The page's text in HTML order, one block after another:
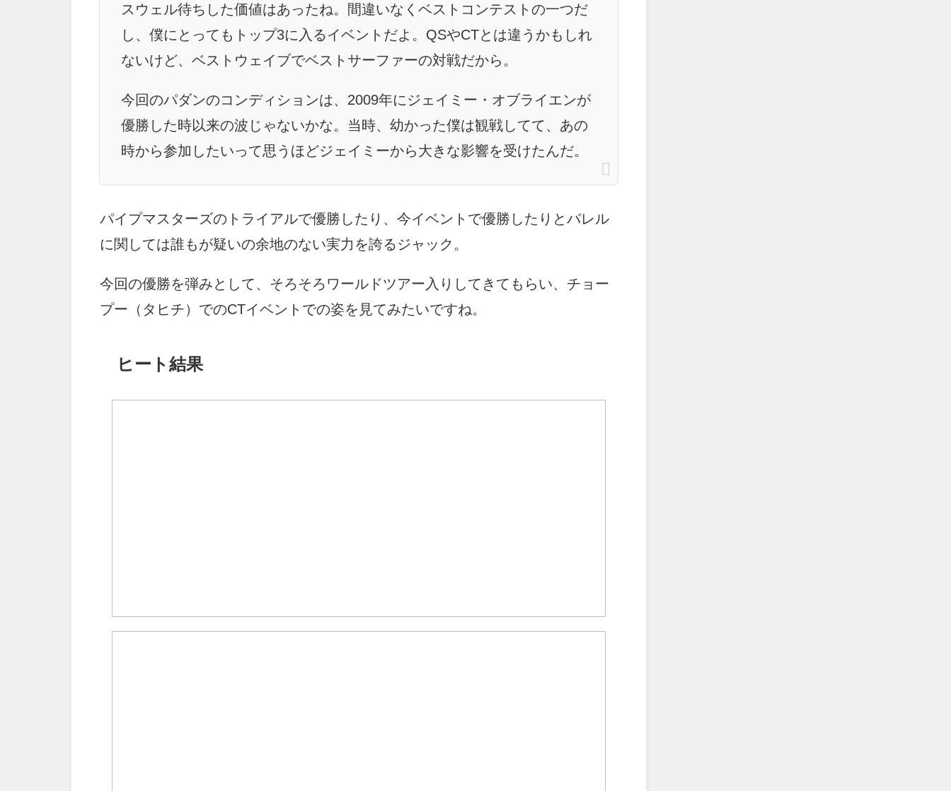
スウェル待ちした価値はあったね。間違いなくベストコンテストの一つだ
し、僕にとってもトップ3に入るイベントだよ。QSやCTとは違うかもしれ
ないけど、ベストウェイブでベストサーファーの対戦だから。
今回のパダンのコンディションは、2009年にジェイミー・オブライエンが
優勝した時以来の波じゃないかな。当時、幼かった僕は観戦してて、あの
時から参加したいって思うほどジェイミーから大きな影響を受けたんだ。
パイプマスターズのトライアルで優勝したり、今イベントで優勝したりとバレル
に関しては誰もが疑いの余地のない実力を誇るジャック。
今回の優勝を弾みとして、そろそろワールドツアー入りしてきてもらい、チョー
プー（タヒチ）でのCTイベントでの姿を見てみたいですね。
ヒート結果